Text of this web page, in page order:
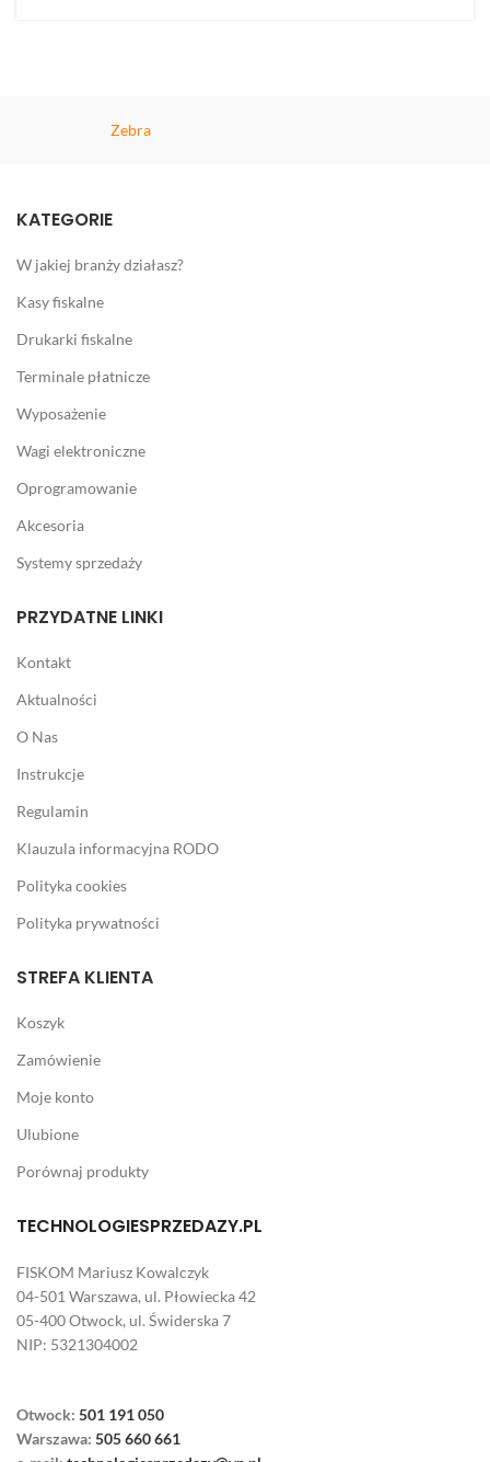
Zebra
KATEGORIE
W jakiej branży działasz?
Kasy fiskalne
Drukarki fiskalne
Terminale płatnicze
Wyposażenie
Wagi elektroniczne
Oprogramowanie
Akcesoria
Systemy sprzedaży
PRZYDATNE LINKI
Kontakt
Aktualności
O Nas
Instrukcje
Regulamin
Klauzula informacyjna RODO
Polityka cookies
Polityka prywatności
STREFA KLIENTA
Koszyk
Zamówienie
Moje konto
Ulubione
Porównaj produkty
TECHNOLOGIESPRZEDAZY.PL
FISKOM Mariusz Kowalczyk
04-501 Warszawa, ul. Płowiecka 42
05-400 Otwock, ul. Świderska 7
NIP: 5321304002
Otwock: 501 191 050
Warszawa: 505 660 661